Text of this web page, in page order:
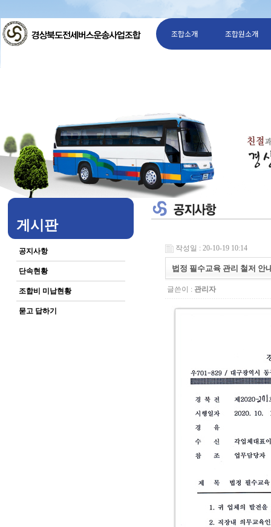
조합소개 조합원소개
게시판
공지사항
단속현황
조합비 미납현황
묻고 답하기
작성일 : 20-10-19 10:14
법정 필수교육 관리 철저 안
글쓴이 : 관리자